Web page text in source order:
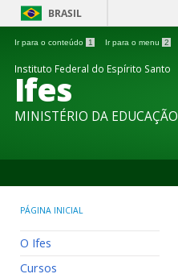
BRASIL
Ir para o conteúdo 1 Ir para o menu 2
Instituto Federal do Espírito Santo
Ifes
MINISTÉRIO DA EDUCAÇÃO
PÁGINA INICIAL
O Ifes
Cursos